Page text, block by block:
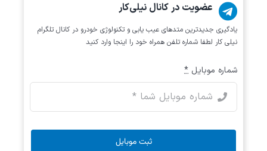
عضویت در کانال نیلی‌کار
یادگیری جدیدترین متد‌های عیب یابی‌ و تکنولوژی خودرو در کانال تلگرام
نیلی کار لطفا شماره تلفن همراه خود را اینجا وارد کنید
شماره موبایل *
ثبت موبایل